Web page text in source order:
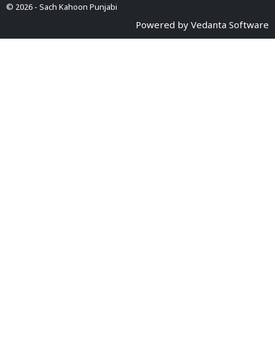
© 2026 - Sach Kahoon Punjabi
Powered by Vedanta Software